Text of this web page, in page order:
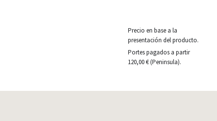
Precio en base a la
presentación del producto.
Portes pagados a partir
120,00 € (Peninsula).